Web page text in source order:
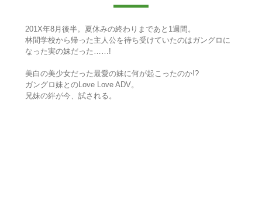
201X年8月後半。夏休みの終わりまであと1週間。
林間学校から帰った主人公を待ち受けていたのはガングロに
なった実の妹だった……!
美白の美少女だった最愛の妹に何が起こったのか!?
ガングロ妹とのLove Love ADV。
兄妹の絆が今、試される。